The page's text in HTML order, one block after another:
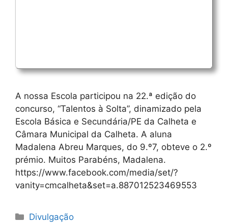
A nossa Escola participou na 22.ª edição do
concurso, “Talentos à Solta”, dinamizado pela
Escola Básica e Secundária/PE da Calheta e
Câmara Municipal da Calheta. A aluna
Madalena Abreu Marques, do 9.º7, obteve o 2.º
prémio. Muitos Parabéns, Madalena.
https://www.facebook.com/media/set/?
vanity=cmcalheta&set=a.887012523469553
Categorias
Divulgação